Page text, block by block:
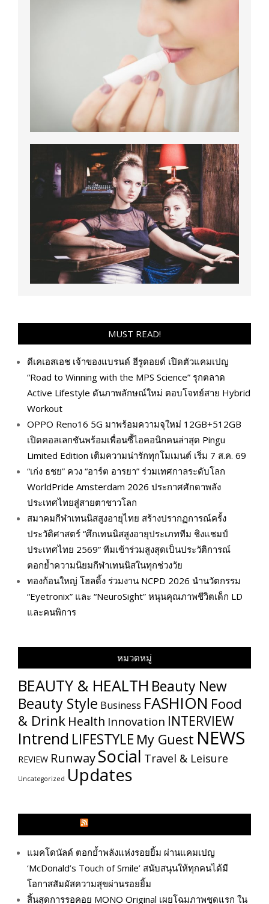
MUST READ!
ดีเคเอสเอช เจ้าของแบรนด์ ฮีรูดอยด์ เปิดตัวแคมเปญ
“Road to Winning with the MPS Science” รุกตลาด
Active Lifestyle ดันภาพลักษณ์ใหม่ ตอบโจทย์สาย Hybrid
Workout
OPPO Reno16 5G มาพร้อมความจุใหม่ 12GB+512GB
เปิดคอลเลกชันพร้อมเพื่อนซี้ไอคอนิกคนล่าสุด Pingu
Limited Edition เติมความน่ารักทุกโมเมนต์ เริ่ม 7 ส.ค. 69
“เก่ง ธชย” ควง “อาร์ต อารยา” ร่วมเทศกาลระดับโลก
WorldPride Amsterdam 2026 ประกาศศักดาพลัง
ประเทศไทยสู่สายตาชาวโลก
สมาคมกีฬาเทนนิสสูงอายุไทย สร้างปรากฏการณ์ครั้ง
ประวัติศาสตร์ “ศึกเทนนิสสูงอายุประเภททีม ชิงแชมป์
ประเทศไทย 2569” ทีมเข้าร่วมสูงสุดเป็นประวัติการณ์
ตอกย้ำความนิยมกีฬาเทนนิสในทุกช่วงวัย
ทองก้อนใหญ่ โฮลดิ้ง ร่วมงาน NCPD 2026 นำนวัตกรรม
“Eyetronix” และ “NeuroSight” หนุนคุณภาพชีวิตเด็ก LD
และคนพิการ
หมวดหมู่
BEAUTY & HEALTH Beauty New
Beauty Style Business FASHION Food
& Drink Health Innovation INTERVIEW
Intrend LIFESTYLE My​ Guest NEWS
REVIEW RunwaySocial Travel & Leisure
Uncategorized Updates
แมคโดนัลด์ ตอกย้ำพลังแห่งรอยยิ้ม ผ่านแคมเปญ
‘McDonald’s Touch of Smile’ สนับสนุนให้ทุกคนได้มี
โอกาสสัมผัสความสุขผ่านรอยยิ้ม
สิ้นสุดการรอคอย MONO Original เผยโฉมภาพชุดแรก ใน